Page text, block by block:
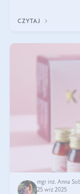
CZYTAJ
mgr inż. Anna
25 wrz 2025